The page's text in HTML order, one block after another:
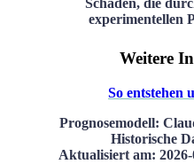
Schäden, die
experimentellen
Weitere
So entstehen
Prognosemodell:
Historische
Aktualisiert am: